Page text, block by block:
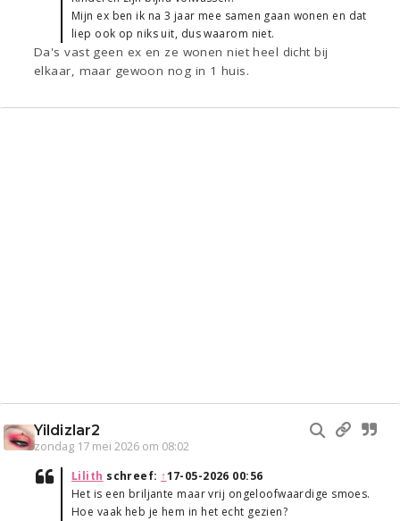
Mijn ex ben ik na 3 jaar mee samen gaan wonen en dat
liep ook op niks uit, dus waarom niet.
Da's vast geen ex en ze wonen niet heel dicht bij
elkaar, maar gewoon nog in 1 huis.
Yildizlar2
zondag 17 mei 2026 om 08:02
Lilith schreef: ↑17-05-2026 00:56
Het is een briljante maar vrij ongeloofwaardige smoes.
Hoe vaak heb je hem in het echt gezien?